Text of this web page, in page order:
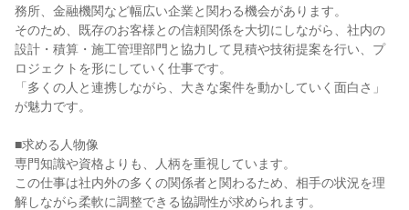
務所、金融機関など幅広い企業と関わる機会があります。
そのため、既存のお客様との信頼関係を大切にしながら、社内の
設計・積算・施工管理部門と協力して見積や技術提案を行い、プ
ロジェクトを形にしていく仕事です。
「多くの人と連携しながら、大きな案件を動かしていく面白さ」
が魅力です。
■求める人物像
専門知識や資格よりも、人柄を重視しています。
この仕事は社内外の多くの関係者と関わるため、相手の状況を理
解しながら柔軟に調整できる協調性が求められます。